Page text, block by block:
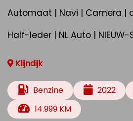
Automaat | Navi | Camera |
Half-leder | NL Auto | NIEUW-
Klijndijk
Benzine 2022
14.999 KM